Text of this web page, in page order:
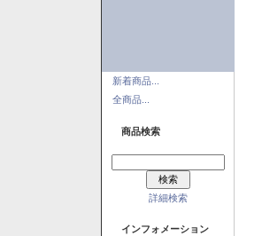
新着商品...
全商品...
商品検索
詳細検索
インフォメーション